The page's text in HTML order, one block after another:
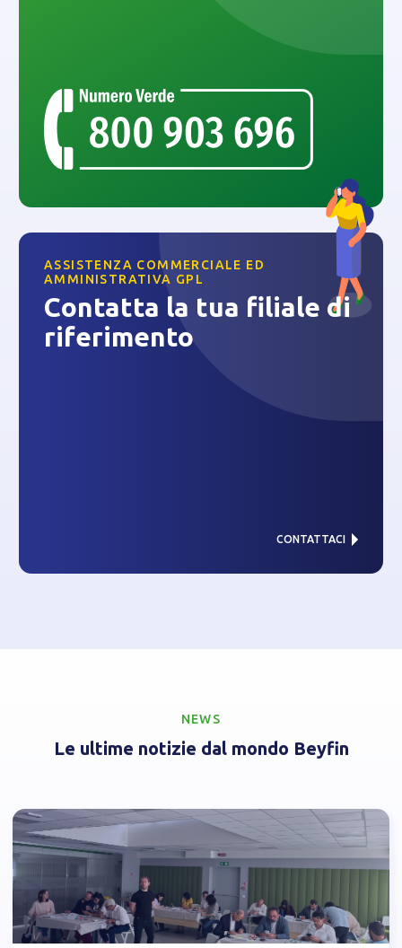
ASSISTENZA COMMERCIALE ED
AMMINISTRATIVA GPL
Contatta la tua filiale di
riferimento
CONTATTACI
NEWS
Le ultime notizie dal mondo Beyfin